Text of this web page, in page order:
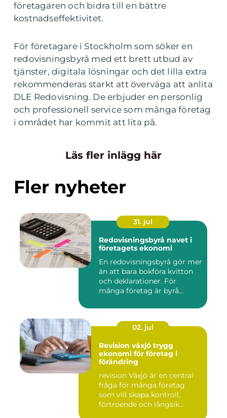
företagaren och bidra till en bättre
kostnadseffektivitet.
För företagare i Stockholm som söker en
redovisningsbyrå med ett brett utbud av
tjänster, digitala lösningar och det lilla extra
rekommenderas starkt att överväga att anlita
DLE Redovisning. De erbjuder en personlig
och professionell service som många företag
i området har kommit att lita på.
Läs fler inlägg här
Fler nyheter
31. jul
Redovisningsbyrå navet i
företagets ekonomi
En redovisningsbyrå gör mer
än att bara bokföra kvitton
och deklarationer. För
många företag är byrå...
02. jul
Revision växjö trygg
ekonomi för företag i
förändring
revision Växjö är en central
fråga för många företag
som vill skapa kontroll,
förtroende och långsik...